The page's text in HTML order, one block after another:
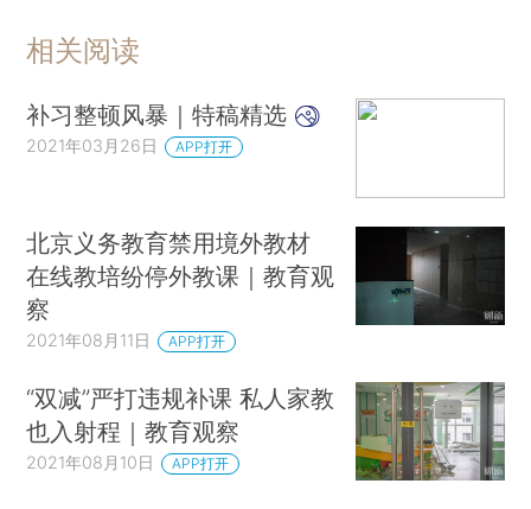
相关阅读
补习整顿风暴｜特稿精选
2021年03月26日 APP打开
北京义务教育禁用境外教材
在线教培纷停外教课｜教育观
察
2021年08月11日 APP打开
“双减”严打违规补课 私人家教
也入射程｜教育观察
2021年08月10日 APP打开